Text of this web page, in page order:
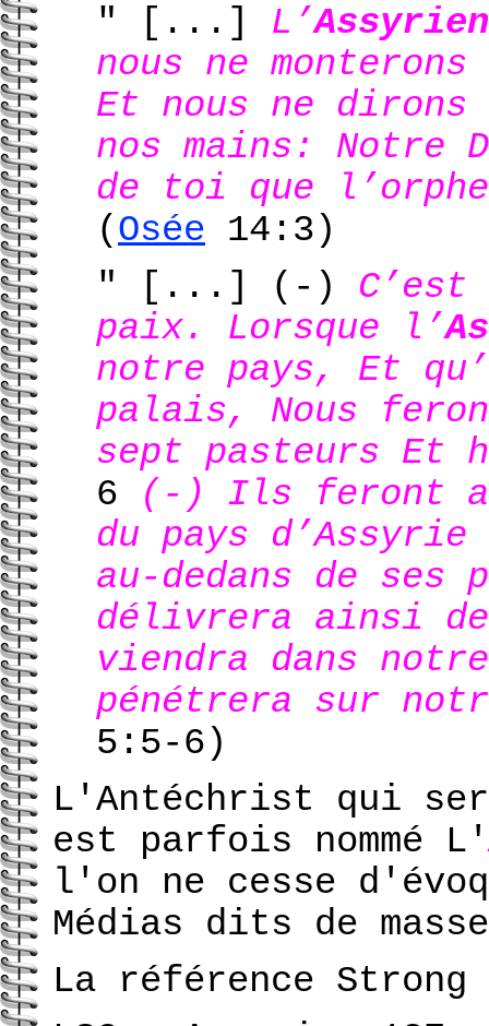
" [...] L’Assyrien
nous ne
Et nous ne dirons
nos mains: Notre
de toi que
( Osée 14:3)
" [...]
(-)
paix. Lorsque l’
notre pays, Et
palais, Nous
sept pasteurs Et
6 (-) Ils feront
du pays d’Assyrie
au-dedans de
délivrera ainsi
viendra dans
pénétrera sur
5:5-6)
L'Antéchrist qui
est parfois nommé L'
l'on ne cesse
Médias dits de
La référence Strong